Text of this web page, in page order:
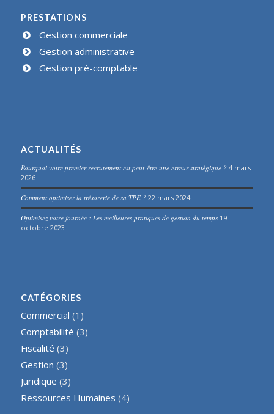
PRESTATIONS
Gestion commerciale
Gestion administrative
Gestion pré-comptable
ACTUALITÉS
Pourquoi votre premier recrutement est peut-être une erreur stratégique ? 4 mars
2026
Comment optimiser la trésorerie de sa TPE ? 22 mars 2024
Optimisez votre journée : Les meilleures pratiques de gestion du temps 19
octobre 2023
CATÉGORIES
Commercial (1)
Comptabilité (3)
Fiscalité (3)
Gestion (3)
Juridique (3)
Ressources Humaines (4)